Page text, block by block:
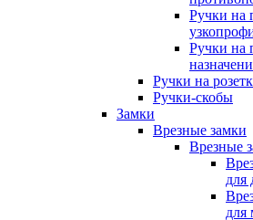
Ручки на
Ручки на
Ручки на
Ручки-скобы
Замки
Врезные замки
Врезные
для
для